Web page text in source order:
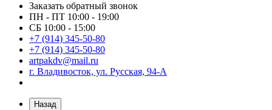
Заказать обратный звонок
ПН - ПТ 10:00 - 19:00
СБ 10:00 - 15:00
+7 (914) 345-50-80
+7 (914) 345-50-80
artpakdv@mail.ru
г. Владивосток, ул. Русская, 94-А
Назад